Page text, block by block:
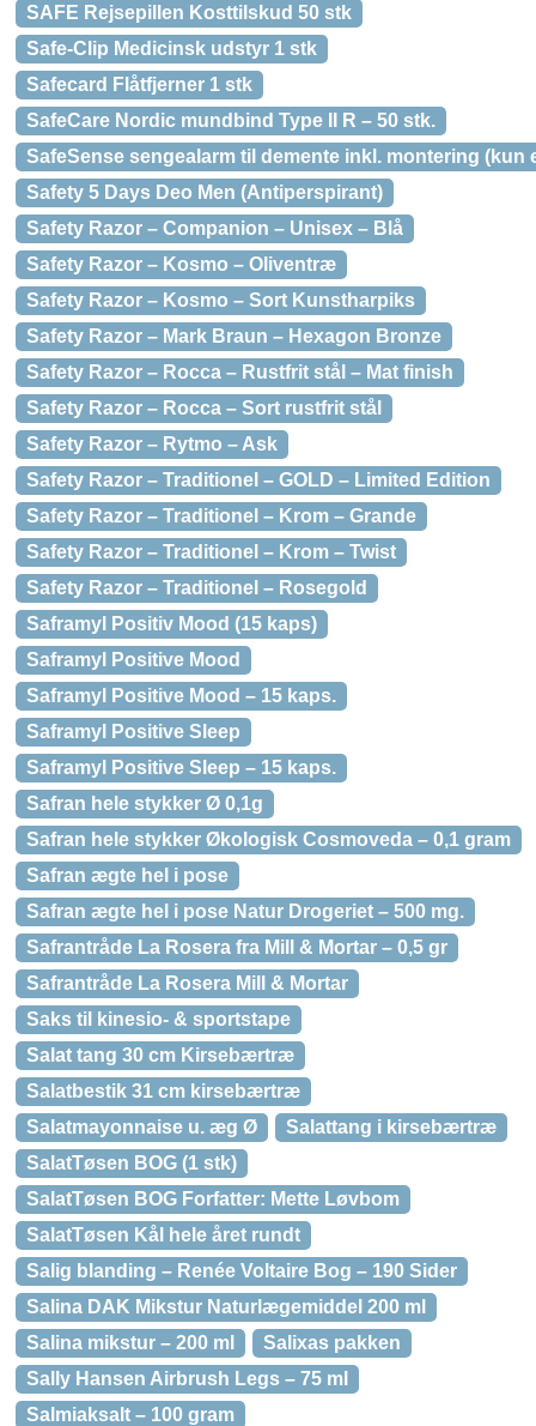
SAFE Rejsepillen Kosttilskud 50 stk
Safe-Clip Medicinsk udstyr 1 stk
Safecard Flåtfjerner 1 stk
SafeCare Nordic mundbind Type II R – 50 stk.
SafeSense sengealarm til demente inkl. montering
Safety 5 Days Deo Men (Antiperspirant)
Safety Razor – Companion – Unisex – Blå
Safety Razor – Kosmo – Oliventræ
Safety Razor – Kosmo – Sort Kunstharpiks
Safety Razor – Mark Braun – Hexagon Bronze
Safety Razor – Rocca – Rustfrit stål – Mat finish
Safety Razor – Rocca – Sort rustfrit stål
Safety Razor – Rytmo – Ask
Safety Razor – Traditionel – GOLD – Limited Edition
Safety Razor – Traditionel – Krom – Grande
Safety Razor – Traditionel – Krom – Twist
Safety Razor – Traditionel – Rosegold
Saframyl Positiv Mood (15 kaps)
Saframyl Positive Mood
Saframyl Positive Mood – 15 kaps.
Saframyl Positive Sleep
Saframyl Positive Sleep – 15 kaps.
Safran hele stykker Ø 0,1g
Safran hele stykker Økologisk Cosmoveda – 0,1 gram
Safran ægte hel i pose
Safran ægte hel i pose Natur Drogeriet – 500 mg.
Safrantråde La Rosera fra Mill & Mortar – 0,5 gr
Safrantråde La Rosera Mill & Mortar
Saks til kinesio- & sportstape
Salat tang 30 cm Kirsebærtræ
Salatbestik 31 cm kirsebærtræ
Salatmayonnaise u. æg Ø
Salattang i kirsebærtræ
SalatTøsen BOG (1 stk)
SalatTøsen BOG Forfatter: Mette Løvbom
SalatTøsen Kål hele året rundt
Salig blanding – Renée Voltaire Bog – 190 Sider
Salina DAK Mikstur Naturlægemiddel 200 ml
Salina mikstur – 200 ml
Salixas pakken
Sally Hansen Airbrush Legs – 75 ml
Salmiaksalt – 100 gram